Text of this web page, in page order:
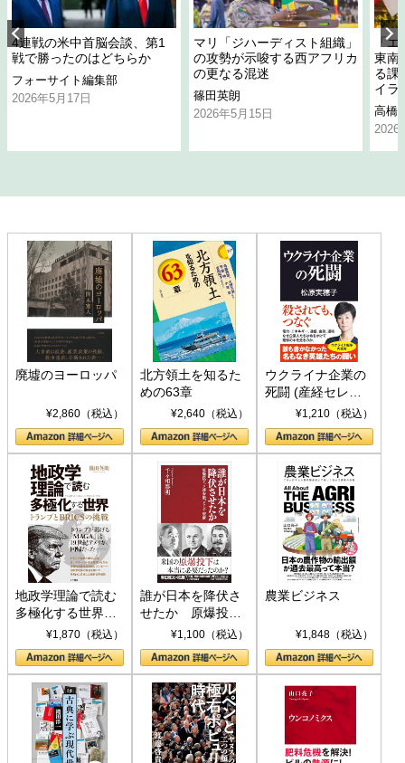
4連戦の米中首脳会談、第1
戦で勝ったのはどちらか
フォーサイト編集部
2026年5月17日
マリ「ジハーディスト組織」
の攻勢が示唆する西アフリカ
の更なる混迷
篠田英朗
2026年5月15日
「
東南
る課
イラ
高橋
2026
廃墟のヨーロッパ
¥2,860（税込）
北方領土を知るた
めの63章
¥2,640（税込）
ウクライナ企業の
死闘 (産経セレク
ト S 039)¥1,210（税込）
地政学理論で読む
多極化する世界：
トランプとBRICS
の挑戦
¥1,870（税込）
誰が日本を降伏さ
せたか 原爆投
下、ソ連参戦、そ
して聖断 (PHP新
書)
¥1,100（税込）
農業ビジネス
¥1,848（税込）